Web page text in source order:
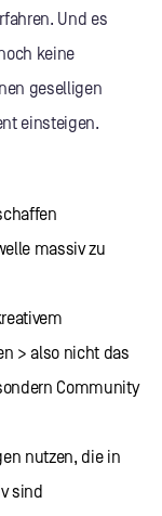
Und es
keine
geselligen
einsteigen.
massiv zu
> also nicht das
Community
nutzen, die in
sind